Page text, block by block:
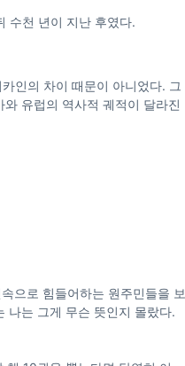
수천 년이 지난 후였다.
인의 차이 때문이 아니었다. 그
유럽의 역사적 궤적이 달라진
으로 힘들어하는 원주민들을 보
나는 그게 무슨 뜻인지 몰랐다.